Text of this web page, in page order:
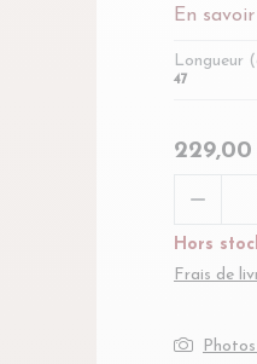
En
Longueur
47

Hors
Frais de